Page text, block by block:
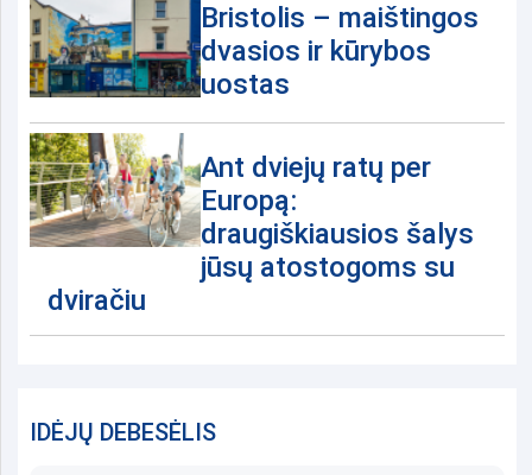
Bristolis – maištingos
dvasios ir kūrybos
uostas
Ant dviejų ratų per
Europą:
draugiškiausios šalys
jūsų atostogoms su
dviračiu
IDĖJŲ DEBESĖLIS